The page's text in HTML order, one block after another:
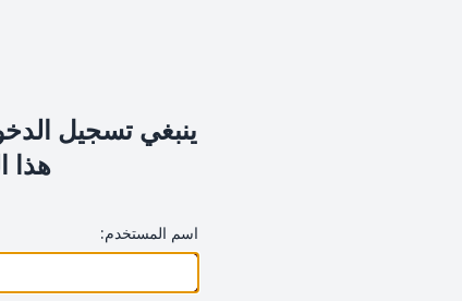
ينبغي تسجيل
هذا
اسم المستخدم: